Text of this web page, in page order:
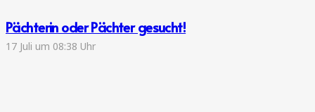
Pächterin oder Pächter gesucht!
17 Juli um 08:38 Uhr